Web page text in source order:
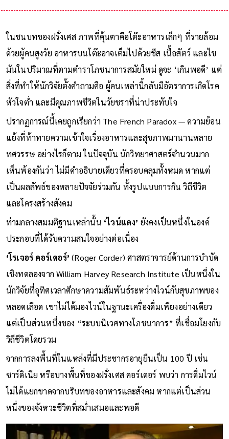
ในชนบทของฝรั่งเศส ภาพที่คุ้นตาคือโต๊ะอาหารเล็กๆ ที่รายล้อม
ด้วยผู้คนสูงวัย อาหารบนโต๊ะอาจเต็มไปด้วยชีส เนื้อสัตว์ และไข
มันในปริมาณที่ตามตำราโภชนาการสมัยใหม่ ดูจะ ‘เกินพอดี’ แต่
สิ่งที่ทำให้นักวิจัยตั้งคำถามคือ ผู้คนเหล่านี้กลับมีอัตราการเกิดโรค
หัวใจต่ำ และมีคุณภาพชีวิตในวัยชราที่น่าประทับใจ
ปรากฏการณ์นี้เคยถูกเรียกว่า The French Paradox — ความย้อน
แย้งที่ท้าทายความเข้าใจเรื่องอาหารและสุขภาพมานานหลาย
ทศวรรษ อย่างไรก็ตาม ในปัจจุบัน นักวิทยาศาสตร์จำนวนมาก
เห็นพ้องกันว่า ไม่มีคำอธิบายเดียวที่ครอบคลุมทั้งหมด หากแต่
เป็นผลลัพธ์ของหลายปัจจัยร่วมกัน ทั้งรูปแบบการกิน วิถีชีวิต
และโครงสร้างสังคม
ท่ามกลางสมมติฐานเหล่านั้น ‘ไวน์แดง’ ยังคงเป็นหนึ่งในองค์
ประกอบที่ได้รับความสนใจอย่างต่อเนื่อง
‘โรเจอร์ คอร์เดอร์’ (Roger Corder) ศาสตราจารย์ด้านการบำบัด
เชิงทดลองจาก William Harvey Research Institute เป็นหนึ่งใน
นักวิจัยที่อุทิศเวลาศึกษาความสัมพันธ์ระหว่างไวน์กับสุขภาพของ
หลอดเลือด เขาไม่ได้มองไวน์ในฐานะเครื่องดื่มเพียงอย่างเดียว
แต่เป็นส่วนหนึ่งของ “ระบบนิเวศทางโภชนาการ” ที่เชื่อมโยงกับ
วิถีชีวิตโดยรวม
จากการลงพื้นที่ในแหล่งที่มีประชากรอายุยืนเป็น 100 ปี เช่น
ซาร์ดิเนีย หรือบางพื้นที่ของฝรั่งเศส คอร์เดอร์ พบว่า การดื่มไวน์
ไม่ได้แยกขาดจากบริบทของอาหารและสังคม หากแต่เป็นส่วน
หนึ่งของจังหวะชีวิตที่สม่ำเสมอและพอดี